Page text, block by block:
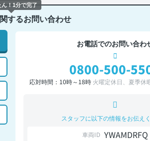
するお問い合わせ
お電話でのお問い合わ
0800-500-
応対時間：10時～18時 火曜定休日、夏季休
スタッフに以下の情報をお伝え
車両ID YWAMDRFQ
！1分で完了